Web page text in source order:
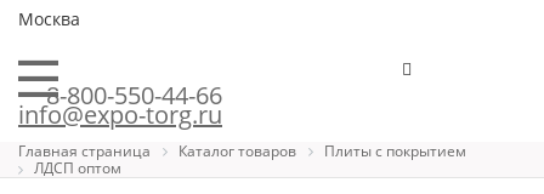
Москва
8-800-550-44-66
info@expo-torg.ru
Главная страница Каталог товаров
Плиты с покрытием
ЛДСП оптом